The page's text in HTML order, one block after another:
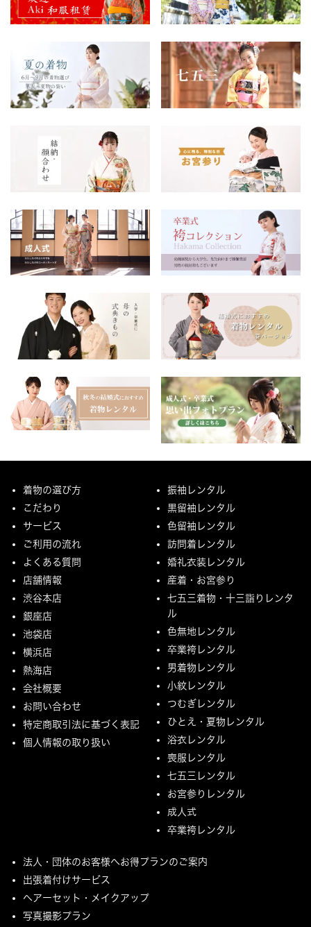
着物の選び方
こだわり
サービス
ご利用の流れ
よくある質問
店舗情報
渋谷本店
銀座店
池袋店
横浜店
熱海店
会社概要
お問い合わせ
特定商取引法に基づく表記
個人情報の取り扱い
振袖レンタル
黒留袖レンタル
色留袖レンタル
訪問着レンタル
婚礼衣装レンタル
産着・お宮参り
七五三着物・十三詣りレンタ
ル
色無地レンタル
卒業袴レンタル
男着物レンタル
小紋レンタル
つむぎレンタル
ひとえ・夏物レンタル
浴衣レンタル
喪服レンタル
七五三レンタル
お宮参りレンタル
成人式
卒業袴レンタル
法人・団体のお客様へお得プランのご案内
出張着付けサービス
ヘアーセット・メイクアップ
写真撮影プラン